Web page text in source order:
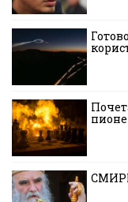
пионе